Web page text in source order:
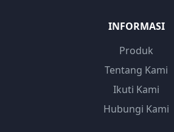
INFORMASI
Produk
Tentang Kami
Ikuti Kami
Hubungi Kami